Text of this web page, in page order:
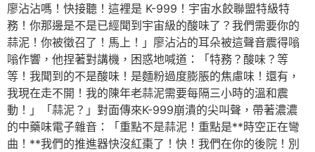
廖沾沾嗎！快接聽！這裡是 K-999！宇宙水餃聯盟特級特
務！你那邊是不是已經聞到宇宙級的酸味了？我們需要你的
蒜泥！你被徵召了！馬上！」廖沾沾的耳朵被這聲音震得嗡
嗡作響，他捏著對講機，困惑地喊道：「特務？酸味？等
等！我聞到的不是酸味！是麵粉過度膨脹的焦慮味！還有，
我現在走不開！我的陳年老蒜泥需要每隔三小時的溫和震
動！」「蒜泥？」對面傳來K-999崩潰的尖叫聲，帶著濃濃
的中藥味電子雜音：「重點不是蒜泥！重點是**時空正在彎
曲！**我們的推進器快沒紅棗了！快！我們在你的後院！別